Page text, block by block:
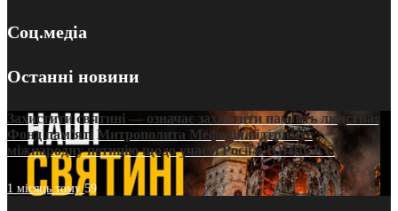
Соц.медіа
Останні новини
Захистити святині — означає захистити пам’ять людства:
Фонд пам’яті Митрополита Мефодія підтримує
міжнародну петицію щодо участі Росії в ЮНЕСКО
1 місяць тому59